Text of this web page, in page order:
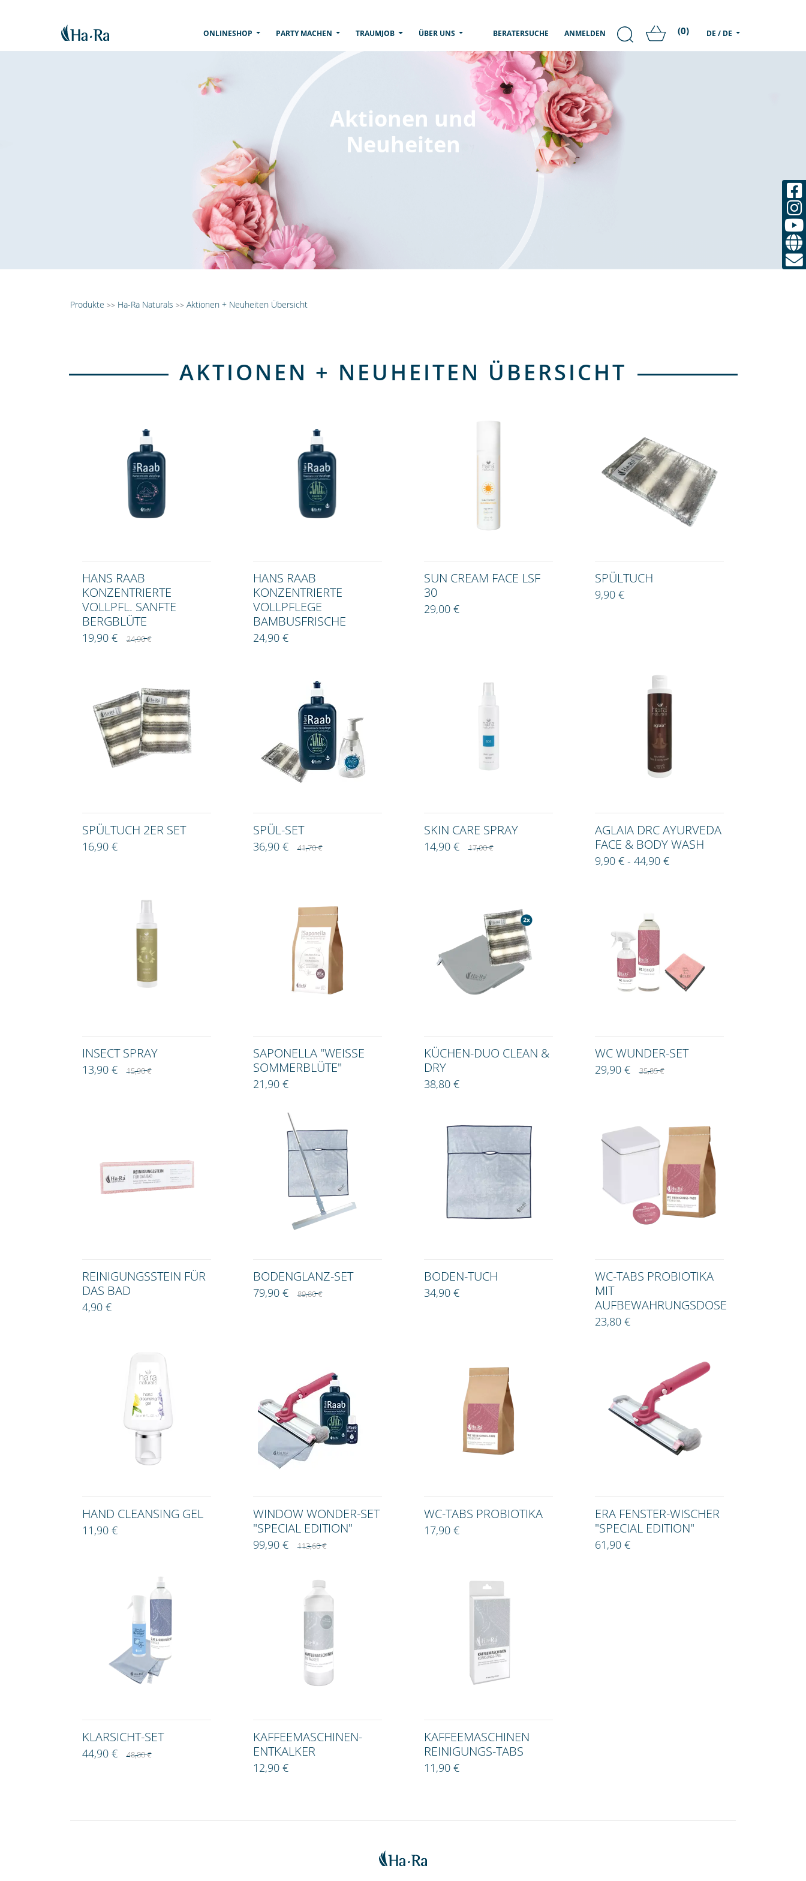
ONLINESHOP (CURRENT)PARTY MACHEN TRAUMJOB ÜBER UNS BERATERSUCHE ANMELDEN (0) DE / DE
Aktionen und
Neuheiten
Produkte >> Ha-Ra Naturals >> Aktionen + Neuheiten Übersicht
AKTIONEN + NEUHEITEN ÜBERSICHT
HANS RAAB
KONZENTRIERTE
VOLLPFL. SANFTE
BERGBLÜTE
19,90 €24,90 €
HANS RAAB
KONZENTRIERTE
VOLLPFLEGE
BAMBUSFRISCHE
24,90 €
SUN CREAM FACE LSF
30
29,00 €
SPÜLTUCH
9,90 €
SPÜLTUCH 2ER SET
16,90 €
SPÜL-SET
36,90 €41,70 €
SKIN CARE SPRAY
14,90 €17,00 €
AGLAIA DRC AYURVEDA
FACE & BODY WASH
9,90 € - 44,90 €
INSECT SPRAY
13,90 €15,90 €
SAPONELLA "WEISSE S
OMMERBLÜTE"
21,90 €
KÜCHEN-DUO CLEAN &
DRY
38,80 €
WC WUNDER-SET
29,90 €35,85 €
REINIGUNGSSTEIN FÜR
DAS BAD
4,90 €
BODENGLANZ-SET
79,90 €89,80 €
BODEN-TUCH
34,90 €
WC-TABS PROBIOTIKA
MIT
AUFBEWAHRUNGSDOSE
23,80 €
HAND CLEANSING GEL
11,90 €
WINDOW WONDER-SET
"SPECIAL EDITION"
99,90 €113,60 €
WC-TABS PROBIOTIKA
17,90 €
ERA FENSTER-WISCHER
"SPECIAL EDITION"
61,90 €
KLARSICHT-SET
44,90 €48,80 €
KAFFEEMASCHINEN-
ENTKALKER
12,90 €
KAFFEEMASCHINEN
REINIGUNGS-TABS
11,90 €